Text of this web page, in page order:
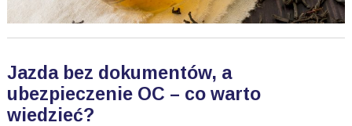
Jazda bez dokumentów, a
ubezpieczenie OC – co warto
wiedzieć?